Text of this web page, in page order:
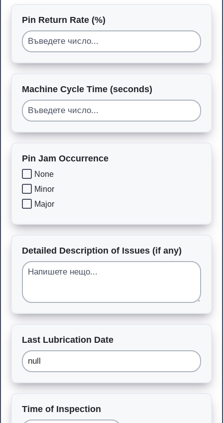
Pin Return Rate (%)
Machine Cycle Time (seconds)
Pin Jam Occurrence
None
Minor
Major
Detailed Description of Issues (if any)
Last Lubrication Date
Time of Inspection